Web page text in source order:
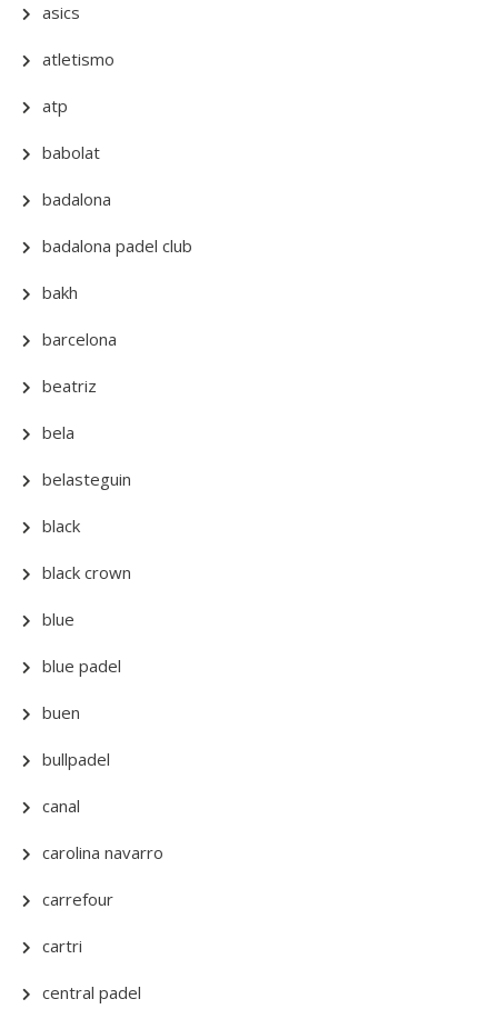
asics
atletismo
atp
babolat
badalona
badalona padel club
bakh
barcelona
beatriz
bela
belasteguin
black
black crown
blue
blue padel
buen
bullpadel
canal
carolina navarro
carrefour
cartri
central padel